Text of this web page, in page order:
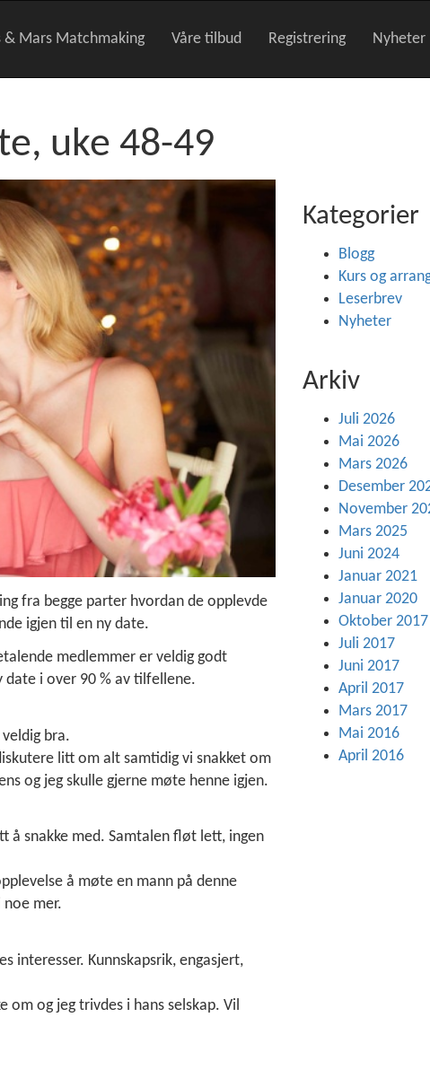
& Mars Matchmaking Våre tilbud Registrering Nyheter
uke 48-49
fra begge parter hvordan de opplevde
igjen til en ny date.
medlemmer er veldig godt
i over 90 % av tilfellene.
bra.
litt om alt samtidig vi snakket om
og jeg skulle gjerne møte henne igjen.
å snakke med. Samtalen fløt lett, ingen
å møte en mann på denne
mer.
interesser. Kunnskapsrik, engasjert,
og jeg trivdes i hans selskap. Vil
Kategorier
Blogg
Kurs og
Leserbrev
Nyheter
Arkiv
Juli 2026
Mai 2026
Mars 2026
Desember
November
Mars 2025
Juni 2024
Januar 2021
Januar 2020
Oktober 2017
Juli 2017
Juni 2017
April 2017
Mars 2017
Mai 2016
April 2016